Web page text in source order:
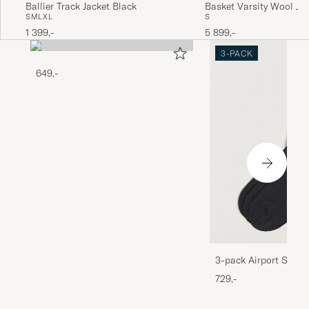
Ballier Track Jacket Black
SMLXL
1 399,-
Basket Varsity Wool
Navy
S
5 899,-
649,-
3-PACK
3-pack Airport
Melange
729,-